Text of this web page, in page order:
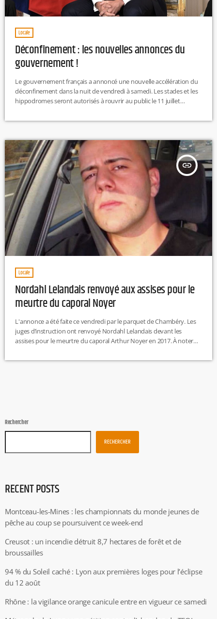
Locale
Déconfinement : les nouvelles annonces du
gouvernement !
Le gouvernement français a annoncé une nouvelle accélération du
déconfinement dans la nuit de vendredi à samedi. Les stades et les
hippodromes seront autorisés à rouvrir au public le 11 juillet
les salles de spectacle, les activités rassemblant plus de 1 500
les consignes sanitaires. Parmi les autres mesures, les activités de
loisirs […]
insert_link
Locale
Nordahl Lelandais renvoyé aux assises pour le
meurtre du caporal Noyer
L'annonce a été faite ce vendredi par le parquet de Chambéry. Les
juges d’instruction ont renvoyé Nordahl Lelandais devant les
assises pour le meurtre du caporal Arthur Noyer en 2017. À noter
d’"assassinat", ne pourra pas faire appel. Seule la défense du
Rechercher
RECHERCHER
RECENT POSTS
Montceau-les-Mines : les championnats du monde jeunes de
pêche au coup se poursuivent ce week-end
Creusot : un incendie détruit 8,7 hectares de forêt et de
broussailles
94 % du Soleil caché : Lyon aux premières loges pour l’éclipse
du 12 août
Rhône : la vigilance orange canicule entre en vigueur ce samedi